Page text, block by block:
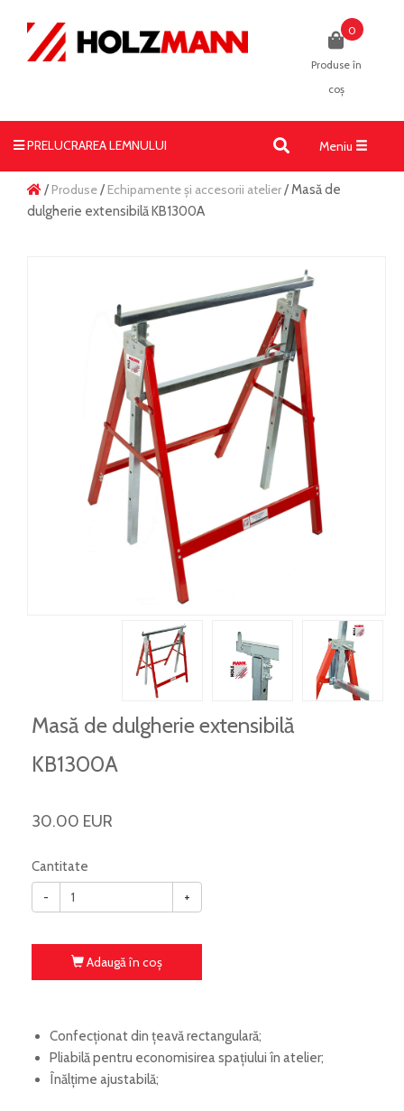
0
Produse în
coș
PRELUCRAREA LEMNULUI Meniu Toggle
/ Produse/ Echipamente și accesorii atelier/ Masă de
dulgherie extensibilă KB1300A
Masă de dulgherie extensibilă
KB1300A
30.00 EUR
Cantitate
-
+
Adaugă în coş
Confecționat din țeavă rectangulară;
Pliabilă pentru economisirea spațiului în atelier;
Înălțime ajustabilă;